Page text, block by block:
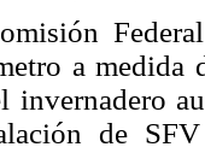
a medida
invernadero
de